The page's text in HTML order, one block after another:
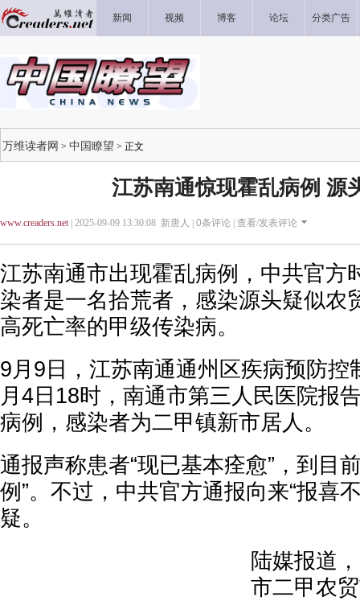
新闻 视频 博客 论坛 分类广告
万维读者网 > 中国瞭望 > 正文
江苏南通惊现霍乱病例 源
www.creaders.net| 2025-09-09 13:30:08 新唐人 | 0条评论 | 查看/发表评论
江苏南通市出现霍乱病例，中共官方
染者是一名拾荒者，感染源头疑似农
高死亡率的甲级传染病。
9月9日，江苏南通通州区疾病预防控
月4日18时，南通市第三人民医院报
病例，感染者为二甲镇新市居人。
通报声称患者“现已基本痊愈”，到目
例”。不过，中共官方通报向来“报喜
疑。
陆媒报道
市二甲农